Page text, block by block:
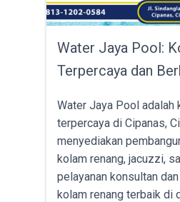
Water Jaya Pool:
Terpercaya dan
Water Jaya Pool adalah
terpercaya di Cipanas,
menyediakan
kolam renang, jacuzzi,
pelayanan konsultan
kolam renang terbaik di